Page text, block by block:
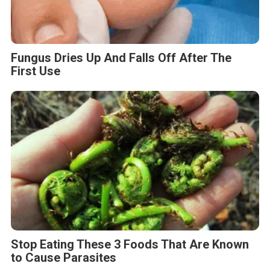
Fungus Dries Up And Falls Off After The
First Use
Stop Eating These 3 Foods That Are Known
to Cause Parasites